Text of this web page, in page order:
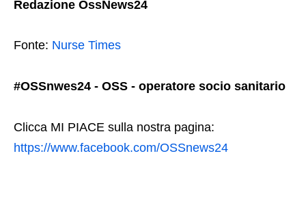
Redazione OssNews24
Fonte: Nurse Times
#OSSnwes24 - OSS - operatore socio sanitario
Clicca MI PIACE sulla nostra pagina:
https://www.facebook.com/OSSnews24